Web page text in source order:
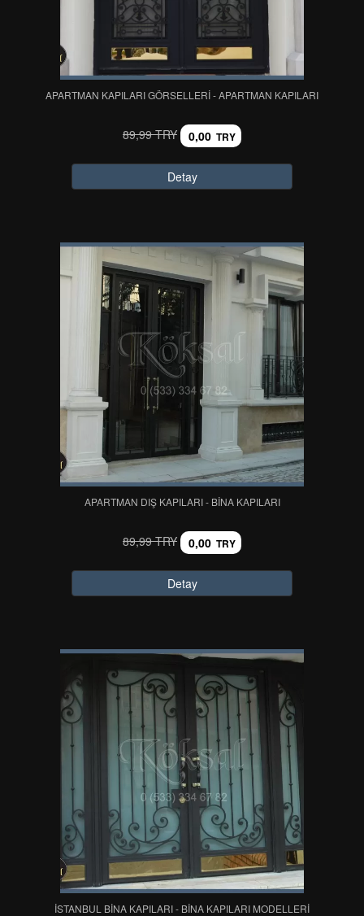
APARTMAN KAPILARI GÖRSELLERİ - APARTMAN KAPILARI
89,99 TRY 0,00 TRY
Detay
APARTMAN DIŞ KAPILARI - BİNA KAPILARI
89,99 TRY 0,00 TRY
Detay
İSTANBUL BINA KAPILARI - BINA KAPILARI MODELLERI